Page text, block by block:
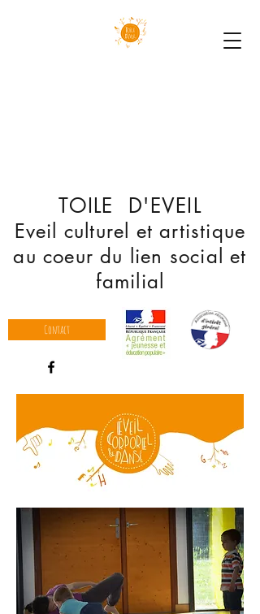
TOILE D'EVEIL
Eveil culturel et artistique
au coeur du lien social et
familial
Contact